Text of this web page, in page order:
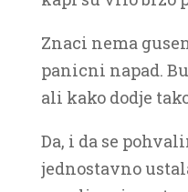
Znaci nema
panicni napad.
ali kako dodje
Da, i da se
jednostavno